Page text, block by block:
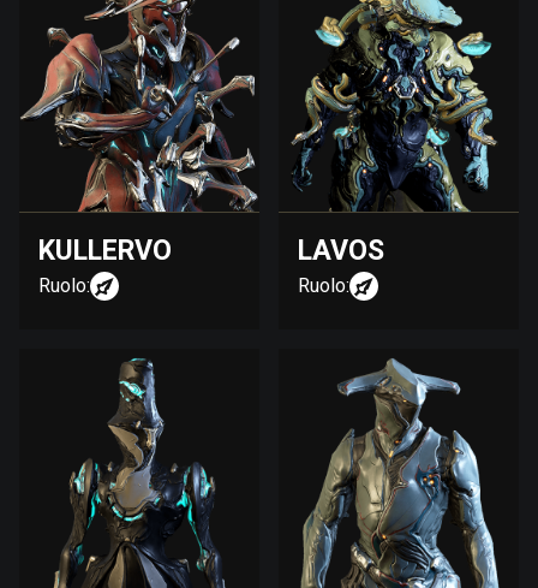
KULLERVO
Ruolo:
LAVOS
Ruolo: